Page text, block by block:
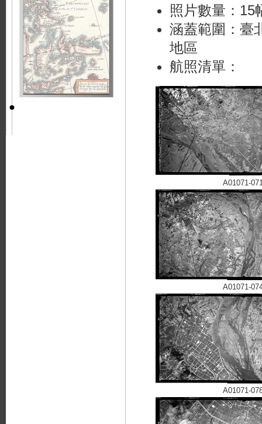
照片數量：15
涵蓋範圍：臺
地區
航照清單：
A01071-
A01071-
A01071-